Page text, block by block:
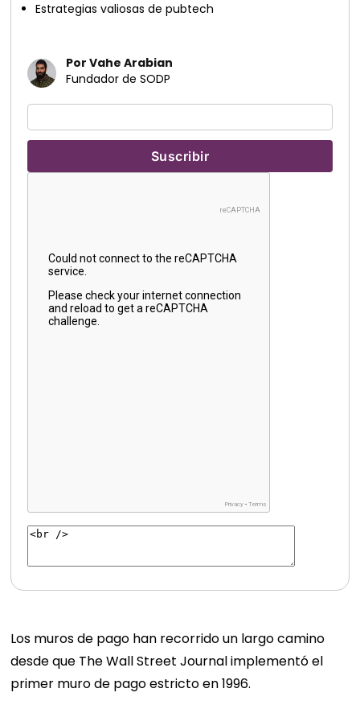
Estrategias valiosas de pubtech
Por Vahe Arabian
Fundador de SODP
Los muros de pago han recorrido un largo camino
desde que The Wall Street Journal implementó el
primer muro de pago estricto en 1996.